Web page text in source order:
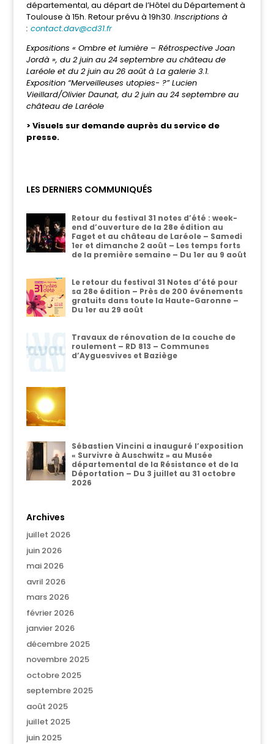
départemental, au départ de l’Hôtel du Département à
Toulouse à 15h. Retour prévu à 19h30. Inscriptions à
: contact.dav@cd31.fr
Expositions « Ombre et lumière – Rétrospective Joan
Jordà », du 2 juin au 24 septembre au château de
Laréole et du 2 juin au 26 août à La galerie 3.1.
Exposition “Merveilleuses utopies- ?” Lucien
Vieillard/Olivier Daunat, du 2 juin au 24 septembre au
château de Laréole
> Visuels sur demande auprès du service de
presse.
LES DERNIERS COMMUNIQUÉS
Retour du festival 31 notes d’été : week-
end d’ouverture de la 28e édition au
Faget et au château de Laréole – Samedi
1er et dimanche 2 août – Les temps forts
de la première semaine – Du 1er au 9 août
Le retour du festival 31 Notes d’été pour
sa 28e édition – Près de 200 événements
gratuits dans toute la Haute-Garonne –
Du 1er au 29 août
Travaux de rénovation de la couche de
roulement – RD 813 – Communes
d’Ayguesvives et Baziège
Sébastien Vincini a inauguré l’exposition
« Survivre à Auschwitz » au Musée
départemental de la Résistance et de la
Déportation – Du 3 juillet au 31 octobre
2026
Archives
juillet 2026
juin 2026
mai 2026
avril 2026
mars 2026
février 2026
janvier 2026
décembre 2025
novembre 2025
octobre 2025
septembre 2025
août 2025
juillet 2025
juin 2025